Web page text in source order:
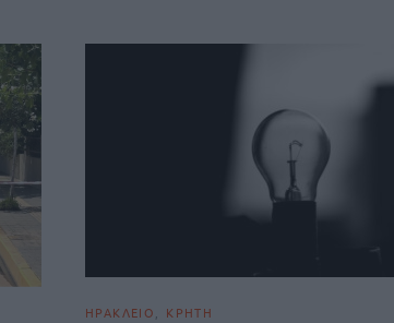
ΗΡΑΚΛΕΙΟ ΚΡΗΤΗ